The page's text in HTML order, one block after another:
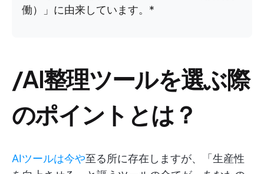
働）」に由来しています。*
/AI整理ツールを選ぶ際
のポイントとは？
AIツールは今や至る所に存在しますが、「生産性